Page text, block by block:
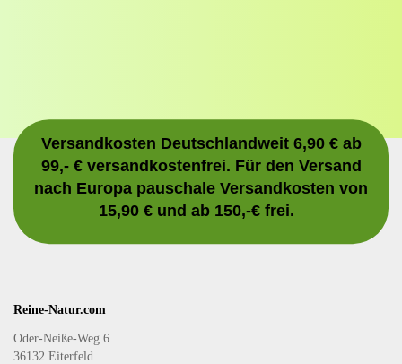
Versandkosten Deutschlandweit 6,90 € ab
99,- € versandkostenfrei. Für den Versand
nach Europa pauschale Versandkosten von
15,90 € und ab 150,-€ frei.
Reine-Natur.com
Oder-Neiße-Weg 6
36132 Eiterfeld